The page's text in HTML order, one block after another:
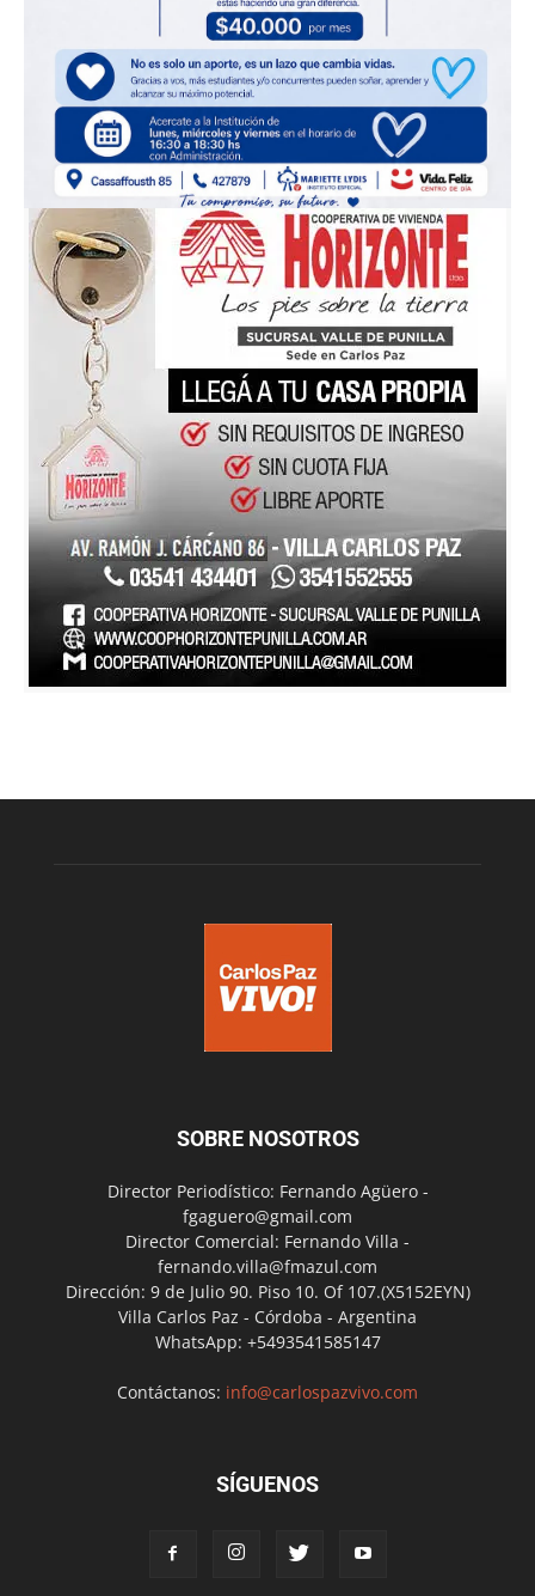
SOBRE NOSOTROS
Director Periodístico: Fernando Agüero -
fgaguero@gmail.com
Director Comercial: Fernando Villa -
fernando.villa@fmazul.com
Dirección: 9 de Julio 90. Piso 10. Of 107.(X5152EYN)
Villa Carlos Paz - Córdoba - Argentina
WhatsApp: +5493541585147
Contáctanos: info@carlospazvivo.com
SÍGUENOS